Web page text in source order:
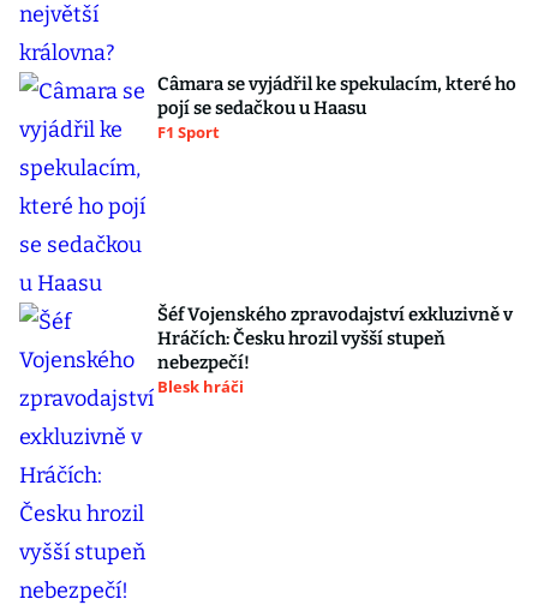
Câmara se vyjádřil ke spekulacím, které ho
pojí se sedačkou u Haasu
F1 Sport
Šéf Vojenského zpravodajství exkluzivně v
Hráčích: Česku hrozil vyšší stupeň
nebezpečí!
Blesk hráči